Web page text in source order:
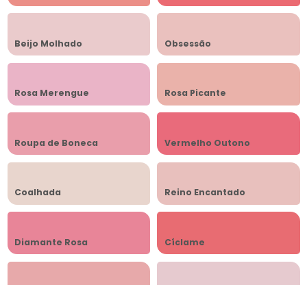
Beijo Molhado Obsessão
Rosa Merengue Rosa Picante
Roupa de Boneca Vermelho Outono
Coalhada Reino Encantado
Diamante Rosa Cíclame